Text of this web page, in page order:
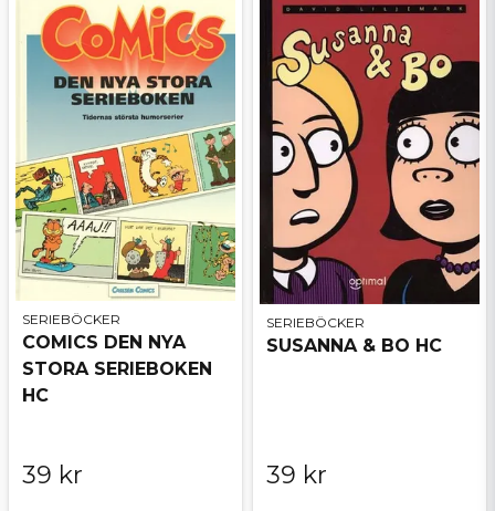
SERIEBÖCKER
COMICS DEN NYA
STORA SERIEBOKEN
HC
39 kr
SERIEBÖCKER
SUSANNA & BO HC
39 kr